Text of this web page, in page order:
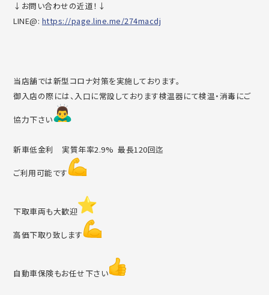
↓お問い合わせの近道！↓
LINE@: https://page.line.me/274macdj
当店舗では新型コロナ対策を実施しております。
御入店の際には、入口に常設しております検温器にて検温・消毒にご
協力下さい
新車低金利 実質年率2.9% 最長120回迄
ご利用可能です
下取車両も大歓迎
高価下取り致します
自動車保険もお任せ下さい